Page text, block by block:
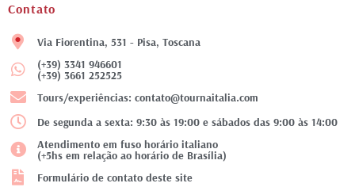
Contato
Via Fiorentina, 531 - Pisa, Toscana
(+39) 3341 946601
(+39) 3661 252525
Tours/experiências: contato@tournaitalia.com
De segunda a sexta: 9:30 às 19:00 e sábados das 9:00 às 14:00
Atendimento em fuso horário italiano
(+5hs em relação ao horário de Brasília)
Formulário de contato deste site